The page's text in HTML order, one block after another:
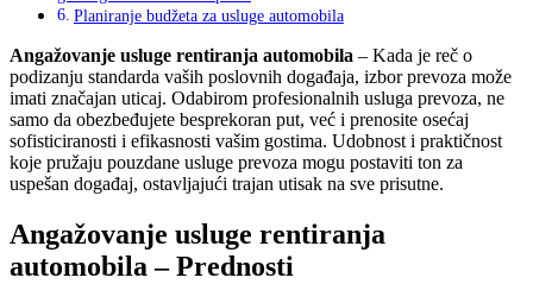
Planiranje budžeta za usluge automobila
Angažovanje usluge rentiranja automobila – Kada je reč o
podizanju standarda vaših poslovnih događaja, izbor prevoza može
imati značajan uticaj. Odabirom profesionalnih usluga prevoza, ne
samo da obezbeđujete besprekoran put, već i prenosite osećaj
sofisticiranosti i efikasnosti vašim gostima. Udobnost i praktičnost
koje pružaju pouzdane usluge prevoza mogu postaviti ton za
uspešan događaj, ostavljajući trajan utisak na sve prisutne.
Angažovanje usluge rentiranja
automobila – Prednosti